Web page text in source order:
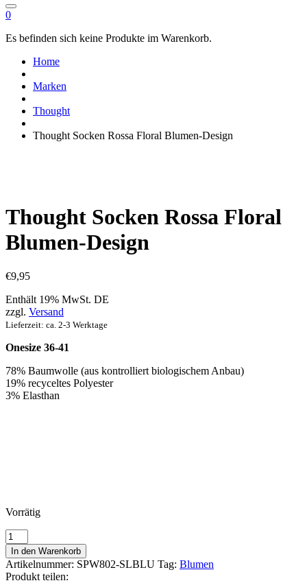
0
Es befinden sich keine Produkte im Warenkorb.
Home
Marken
Thought
Thought Socken Rossa Floral Blumen-Design
Thought Socken Rossa Floral
Blumen-Design
€9,95
Enthält 19% MwSt. DE
zzgl. Versand
Lieferzeit: ca. 2-3 Werktage
Onesize 36-41
78% Baumwolle (aus kontrolliert biologischem Anbau)
19% recyceltes Polyester
3% Elasthan
Vorrätig
Thought
Socken
Rossa
Floral
In den Warenkorb
Artikelnummer: SPW802-SLBLU Tag: Blumen
Produkt teilen: